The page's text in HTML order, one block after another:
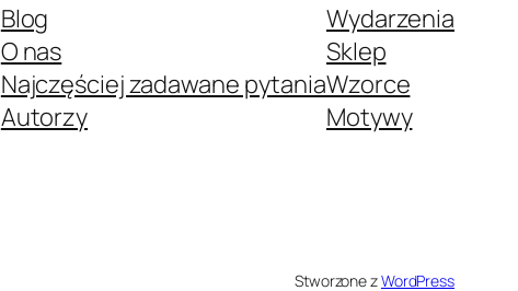
Blog
O nas
Najczęściej zadawane pytania
Autorzy
Wydarzenia
Sklep
Wzorce
Motywy
Stworzone zWordPress